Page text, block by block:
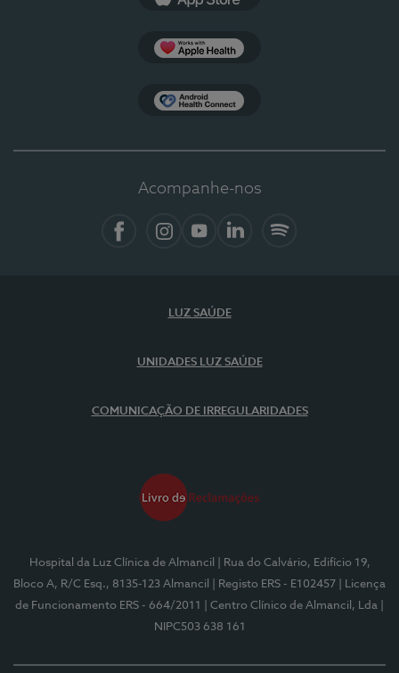
Acompanhe-nos
LUZ SAÚDE
UNIDADES LUZ SAÚDE
COMUNICAÇÃO DE IRREGULARIDADES
Hospital da Luz Clínica de Almancil
| Rua do Calvário, Edifício 19,
Bloco A, R/C Esq., 8135-123 Almancil
| Registo ERS - E102457
| Licença
de Funcionamento ERS - 664/2011
| Centro Clínico de Almancil, Lda
NIPC503 638 161